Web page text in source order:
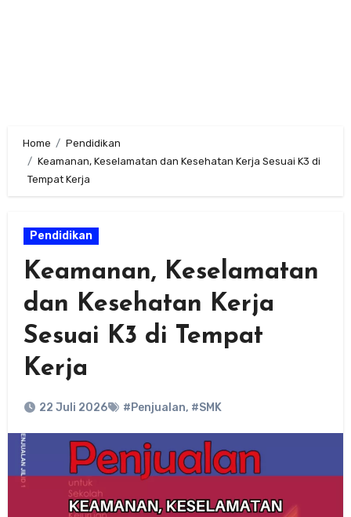
Home
Pendidikan
Keamanan, Keselamatan dan Kesehatan Kerja Sesuai K3 di
Tempat Kerja
Pendidikan
Keamanan, Keselamatan
dan Kesehatan Kerja
Sesuai K3 di Tempat
Kerja
22 Juli 2026 #Penjualan, #SMK